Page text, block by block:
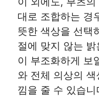
대로 조합하는 경
뜻한 색상을 선택
절에 맞지 않는
이 부조화하게 보
와 전체 의상의
낌을 줄 수 있습